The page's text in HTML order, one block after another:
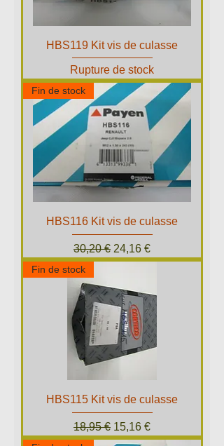
HBS119 Kit vis de culasse
Rupture de stock
Fin de stock
HBS116 Kit vis de culasse
Prix original
30,20 € Prix promotionnel
24,16 €
Fin de stock
HBS115 Kit vis de culasse
Prix original
18,95 € Prix promotionnel
15,16 €